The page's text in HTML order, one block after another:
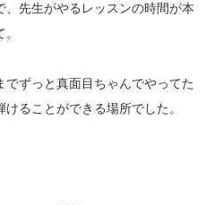
先生がやるレッスンの時間が本
ずっと真面目ちゃんでやってた
ることができる場所でした。